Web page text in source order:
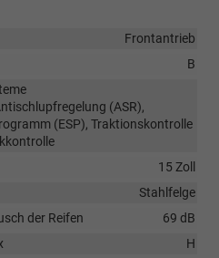
Frontantrieb
B
(ASR),
(ESP), Traktionskontrolle
15 Zoll
Stahlfelge
der Reifen
69 dB
H